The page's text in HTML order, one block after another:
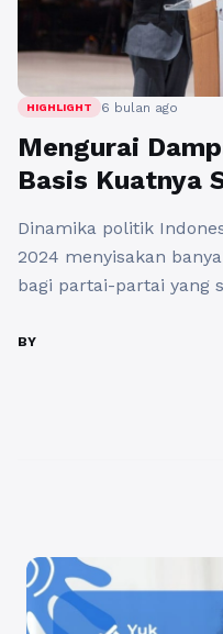
HIGHLIGHT 6 bulan ago
Mengurai
Basis Kuatnya
Dinamika politik
2024 menyisakan
bagi partai-partai yang
untuk dibahas adalah
BY